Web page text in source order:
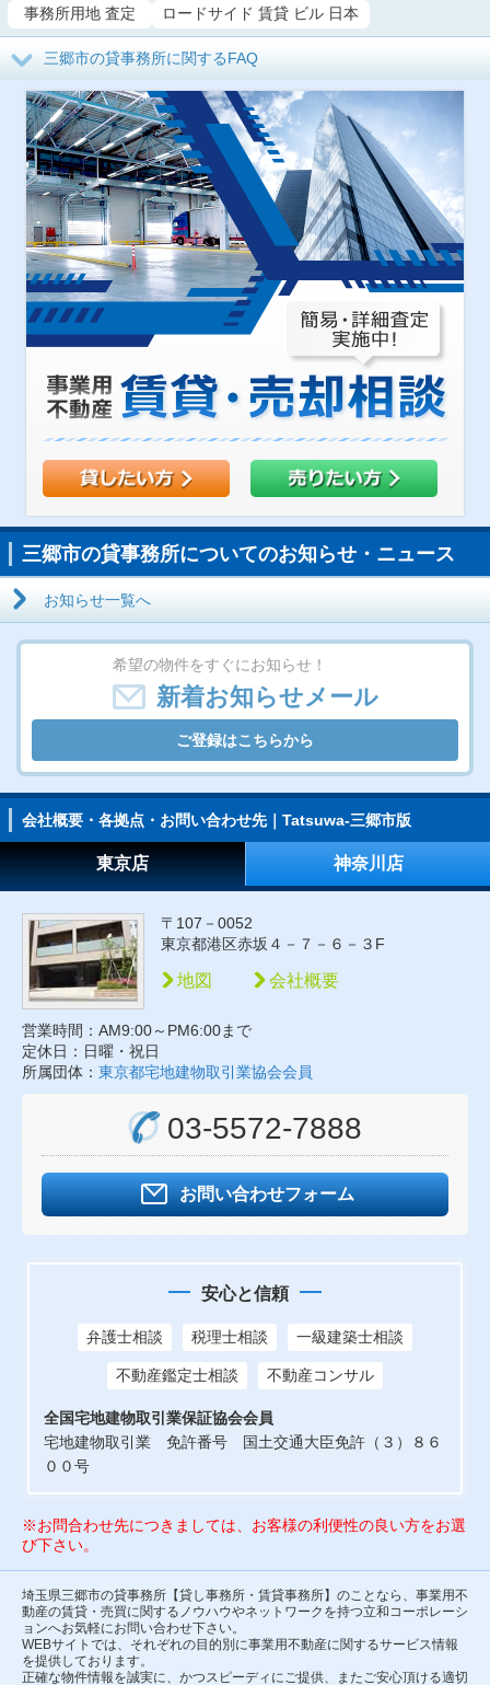
事務所用地 査定 ロードサイド 賃貸 ビル 日本
三郷市の貸事務所に関するFAQ
三郷市の貸事務所についてのお知らせ・ニュース
お知らせ一覧へ
希望の物件をすぐにお知らせ！
新着お知らせメール
ご登録はこちらから
会社概要・各拠点・お問い合わせ先｜Tatsuwa-三郷市版
東京店 神奈川店
〒107－0052
東京都港区赤坂４－７－６－３F
地図 会社概要
営業時間：AM9:00～PM6:00まで
定休日：日曜・祝日
所属団体： 東京都宅地建物取引業協会会員
03-5572-7888
お問い合わせフォーム
安心と信頼
弁護士相談 税理士相談 一級建築士相談
不動産鑑定士相談 不動産コンサル
全国宅地建物取引業保証協会会員
宅地建物取引業 免許番号 国土交通大臣免許（３）８６
００号
※お問合わせ先につきましては、お客様の利便性の良い方をお選
び下さい。
埼玉県三郷市の貸事務所【貸し事務所・賃貸事務所】のことなら、事業用不
動産の賃貸・売買に関するノウハウやネットワークを持つ立和コーポレーシ
ョンへお気軽にお問い合わせ下さい。
WEBサイトでは、それぞれの目的別に事業用不動産に関するサービス情報
を提供しております。
正確な物件情報を誠実に、かつスピーディにご提供、またご安心頂ける適切